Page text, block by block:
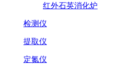
红外石英消化炉
检测仪
提取仪
定氮仪